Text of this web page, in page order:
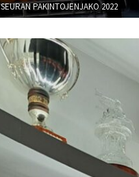
SEURAN PAKINTOJENJAKO 2022